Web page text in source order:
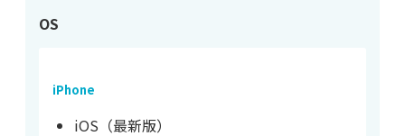
OS
iPhone
iOS（最新版）